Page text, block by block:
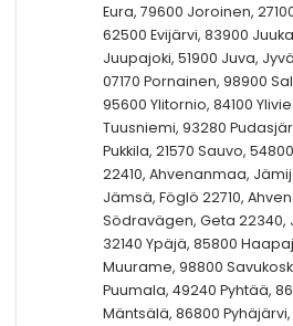
Eura, 79600 Joroinen,
62500 Evijärvi, 83900
Juupajoki, 51900 Juva,
07170 Pornainen, 98900
95600 Ylitornio, 84100
Tuusniemi, 93280
Pukkila, 21570 Sauvo,
22410, Ahvenanmaa,
Jämsä, Föglö 22710,
Södravägen, Geta 22340,
32140 Ypäjä, 85800
Muurame, 98800
Puumala, 49240 Pyhtää,
Mäntsälä, 86800 Pyhäjärvi,